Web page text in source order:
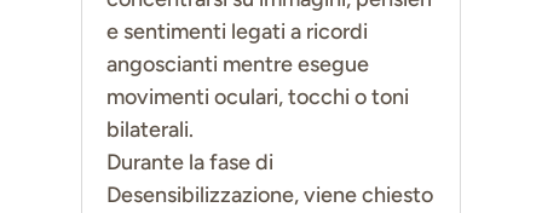
e sentimenti legati a ricordi
angoscianti mentre esegue
movimenti oculari, tocchi o toni
bilaterali.
Durante la fase di
Desensibilizzazione, viene chiesto